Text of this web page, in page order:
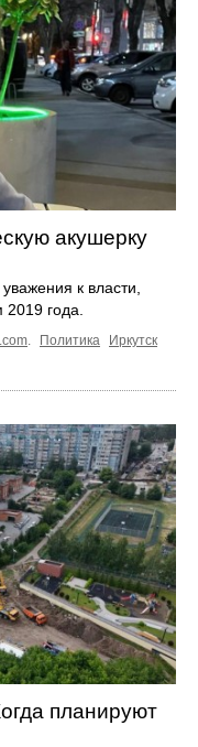
акушерку
к власти,
года.
Политика
Иркутск
планируют